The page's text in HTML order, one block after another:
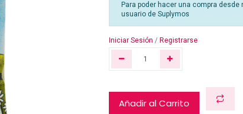
Para poder hacer una compra
usuario de Suplymos
Iniciar Sesión / Registrarse
Añadir al Carrito